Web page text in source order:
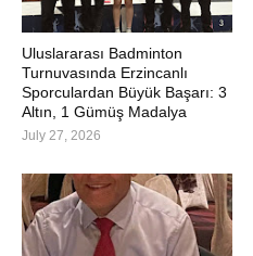
Uluslararası Badminton
Turnuvasında Erzincanlı
Sporculardan Büyük Başarı: 3
Altın, 1 Gümüş Madalya
July 27, 2026